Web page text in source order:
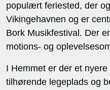
populært feriested, der
Vikingehavnen og er
Bork Musikfestival. Der
motions- og
I Hemmet er der et
tilhørende legeplads og